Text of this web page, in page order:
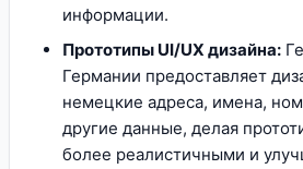
информации.
Прототипы UI/UX дизайна:
Германии предоставляет
немецкие адреса, имена,
другие данные, делая
более реалистичными и